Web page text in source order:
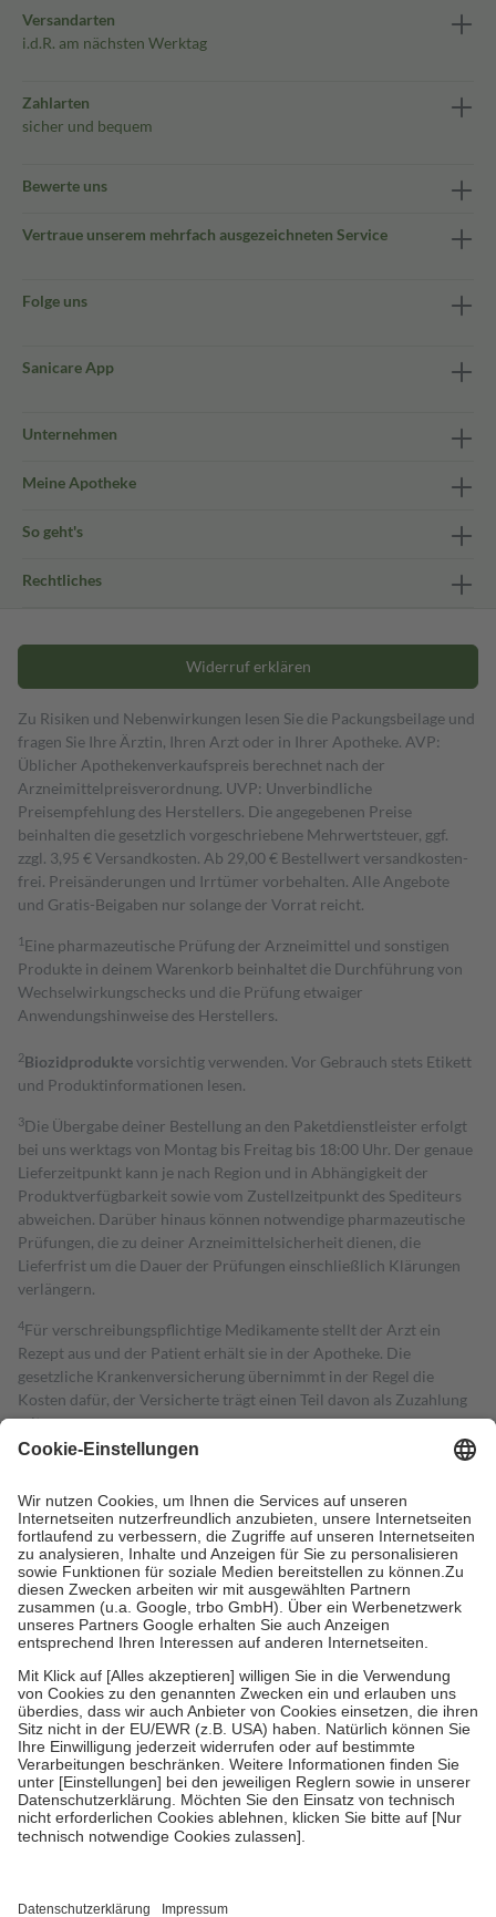
Versandarten
i.d.R. am nächsten Werktag
Zahlarten
sicher und bequem
Bewerte uns
Vertraue unserem mehrfach ausgezeichneten Service
Folge uns
Sanicare App
Unternehmen
Meine Apotheke
So geht's
Rechtliches
Widerruf erklären
Zu Risiken und Nebenwirkungen lesen Sie die Packungsbeilage und
fragen Sie Ihre Ärztin, Ihren Arzt oder in Ihrer Apotheke. AVP:
Üblicher Apothekenverkaufspreis berechnet nach der
Arzneimittelpreisverordnung. UVP: Unverbindliche
Preisempfehlung des Herstellers. Die angegebenen Preise
beinhalten die gesetzlich vorgeschriebene Mehrwertsteuer, ggf.
zzgl. 3,95 € Versandkosten. Ab 29,00 € Bestell­wert versand­kosten­
frei. Preisänderungen und Irrtümer vorbehalten. Alle Angebote
und Gratis-Beigaben nur solange der Vorrat reicht.
1 Eine pharmazeutische Prüfung der Arzneimittel und sonstigen
Produkte in deinem Warenkorb beinhaltet die Durchführung von
Wechselwirkungschecks und die Prüfung etwaiger
Anwendungshinweise des Herstellers.
2Biozidproduktevorsichtig verwenden. Vor Gebrauch stets Etikett
und Produktinformationen lesen.
3Die Übergabe deiner Bestellung an den Paketdienstleister erfolgt
bei uns werktags von Montag bis Freitag bis 18:00 Uhr. Der genaue
Lieferzeitpunkt kann je nach Region und in Abhängigkeit der
Produktverfügbarkeit sowie vom Zustellzeitpunkt des Spediteurs
abweichen. Darüber hinaus können notwendige pharmazeutische
Prüfungen, die zu deiner Arzneimittelsicherheit dienen, die
Lieferfrist um die Dauer der Prüfungen einschließlich Klärungen
verlängern.
4Für verschreibungspflichtige Medikamente stellt der Arzt ein
Rezept aus und der Patient erhält sie in der Apotheke. Die
gesetzliche Krankenversicherung übernimmt in der Regel die
Kosten dafür, der Versicherte trägt einen Teil davon als Zuzahlung
mit.
Grundsätzlich leisten Mitglieder Zuzahlungen in Höhe von zehn
höchstens zehn Euro.
Es sind jedoch nie mehr als die tatsächlichen
Kosten der Leistung zu entrichten.
Diese Regeln gelten grundsätzlich auch für Online-Apotheken.
Bei Heilmitteln und häuslicher Krankenpflege beträgt die
Zuzahlung zehn Prozent der Kosten sowie zehn Euro je
Verordnung.
Um das Engagement der Versicherten für ihre eigene Gesundheit zu
stärken und die besondere Stellung der Familie zu unterstützen,
fallenkeine Zuzahlungenan bei:
• Kindern und Jugendlichen bis zum vollendeten 18. Lebensjahr
mit Ausnahme der Fahrkosten
• Untersuchungen zur Vorsorge und Früherkennung, die von der
GKV getragen werden
• empfohlenen Schutzimpfungen
• Harn- und Blutteststreifen
getroffen, um sicherzustellen, dass es sich um echte Bewertungen